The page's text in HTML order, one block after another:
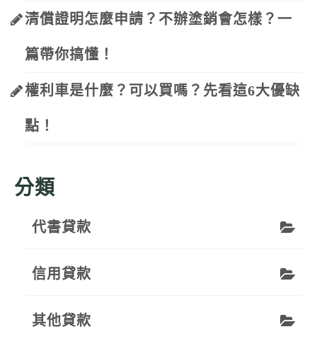
清償證明怎麼申請？不辦塗銷會怎樣？一
篇帶你搞懂！
權利車是什麼？可以買嗎？先看這6大優缺
點！
分類
代書貸款
信用貸款
其他貸款